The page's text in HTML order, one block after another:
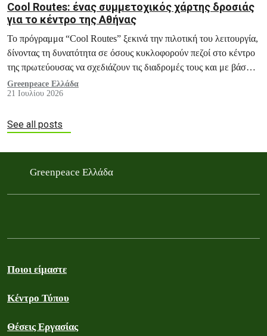
Cool Routes: ένας συμμετοχικός χάρτης δροσιάς
για το κέντρο της Αθήνας
Το πρόγραμμα “Cool Routes” ξεκινά την πιλοτική του λειτουργία,
δίνοντας τη δυνατότητα σε όσους κυκλοφορούν πεζοί στο κέντρο
της πρωτεύουσας να σχεδιάζουν τις διαδρομές τους και με βάση
τη θερμική τους άνεση, εντοπίζοντας τα πιο δροσερά σημεία της
πόλης.
Greenpeace Ελλάδα
21 Ιουλίου 2026
See all posts
Greenpeace Ελλάδα
Ποιοι είμαστε
Κέντρο Τύπου
Θέσεις Εργασίας